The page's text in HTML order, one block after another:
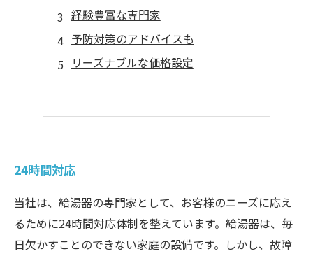
経験豊富な専門家
予防対策のアドバイスも
リーズナブルな価格設定
24時間対応
当社は、給湯器の専門家として、お客様のニーズに応え
るために24時間対応体制を整えています。給湯器は、毎
日欠かすことのできない家庭の設備です。しかし、故障